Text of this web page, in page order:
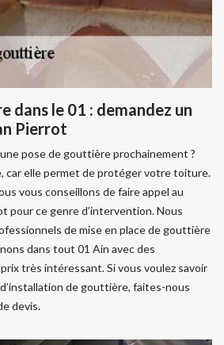
dans le 01 : demandez un
Pierrot
pose de gouttière prochainement ?
car elle permet de protéger votre toiture.
vous conseillons de faire appel au
pour ce genre d’intervention. Nous
de mise en place de gouttière
dans tout 01 Ain avec des
très intéressant. Si vous voulez savoir
de gouttière, faites-nous
devis.